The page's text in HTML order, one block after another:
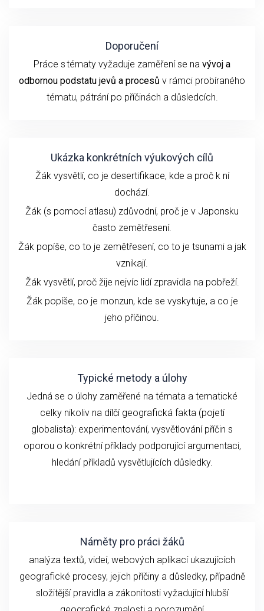
Doporučení
Práce s tématy vyžaduje zaměření se na vývoj a
odbornou podstatu jevů a procesů v rámci probíraného
tématu, pátrání po příčinách a důsledcích.
Ukázka konkrétních výukových cílů
Žák vysvětlí, co je desertifikace, kde a proč k ní
dochází.
Žák (s pomocí atlasu) zdůvodní, proč je v Japonsku
často zemětřesení.
Žák popíše, co to je zemětřesení, co to je tsunami a jak
vznikají.
Žák vysvětlí, proč žije nejvíc lidí zpravidla na pobřeží.
Žák popíše, co je monzun, kde se vyskytuje, a co je
jeho příčinou.
Typické metody a úlohy
Jedná se o úlohy zaměřené na témata a tematické
celky nikolivna dílčí geografická fakta (pojetí
globalista): experimentování, vysvětlování příčin s
oporou o konkrétní příklady podporující argumentaci,
hledání příkladů vysvětlujících důsledky.
Náměty pro práci žáků
analýza textů, videí, webových aplikací ukazujících
geografické procesy, jejich příčiny a důsledky, případně
složitější pravidla a zákonitosti vyžadující hlubší